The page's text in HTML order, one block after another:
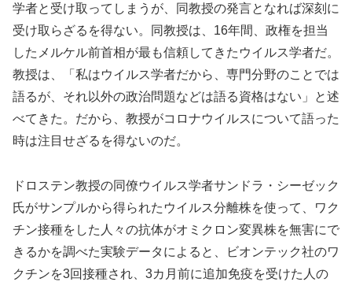
学者と受け取ってしまうが、同教授の発言となれば深刻に
受け取らざるを得ない。同教授は、16年間、政権を担当
したメルケル前首相が最も信頼してきたウイルス学者だ。
教授は、「私はウイルス学者だから、専門分野のことでは
語るが、それ以外の政治問題などは語る資格はない」と述
べてきた。だから、教授がコロナウイルスについて語った
時は注目せざるを得ないのだ。
ドロステン教授の同僚ウイルス学者サンドラ・シーゼック
氏がサンプルから得られたウイルス分離株を使って、ワク
チン接種をした人々の抗体がオミクロン変異株を無害にで
きるかを調べた実験データによると、ビオンテック社のワ
クチンを3回接種され、3カ月前に追加免疫を受けた人の